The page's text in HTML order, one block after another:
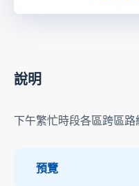
說明
下午繁忙時段各區跨區
預覽